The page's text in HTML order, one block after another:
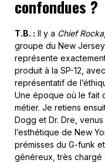
confondues ?
T.B. : Il y a Chief Rocka
groupe du New
représente
produit à la SP-12,
représentatif de
Une époque où le fait
métier. Je retiens
Dogg et Dr. Dre,
l’esthétique de New
prémisses du G-funk
généreux, très chargé